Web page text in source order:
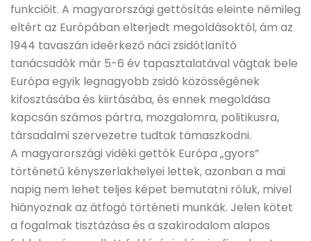
funkcióit. A magyarországi gettósítás eleinte némileg
eltért az Európában elterjedt megoldásoktól, ám az
1944 tavaszán ideérkező náci zsidótlanító
tanácsadók már 5-6 év tapasztalatával vágtak bele
Európa egyik legnagyobb zsidó közösségének
kifosztásába és kiirtásába, és ennek megoldása
kapcsán számos pártra, mozgalomra, politikusra,
társadalmi szervezetre tudtak támaszkodni.
A magyarországi vidéki gettók Európa „gyors”
történetű kényszerlakhelyei lettek, azonban a mai
napig nem lehet teljes képet bemutatni róluk, mivel
hiányoznak az átfogó történeti munkák. Jelen kötet
a fogalmak tisztázása és a szakirodalom alapos